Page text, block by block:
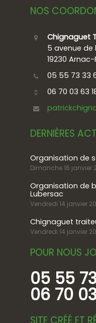
NOS
Chignaguet
5 avenue de
19230
05 55 73 33
06 70 03 63
DERNIÈRES
Organisation de
Dimanche 16 janvier
Organisation de
Lubersac
Vendredi 14 janvier
Chignaguet
Vendredi 14 janvier
POUR NOUS
05 55
06 70
SITE CRÉÉ ET